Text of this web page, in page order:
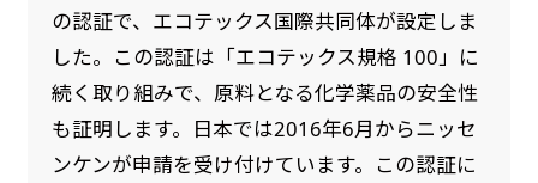
の認証で、エコテックス国際共同体が設定しま
した。この認証は「エコテックス規格 100」に
続く取り組みで、原料となる化学薬品の安全性
も証明します。日本では2016年6月からニッセ
ンケンが申請を受け付けています。この認証に